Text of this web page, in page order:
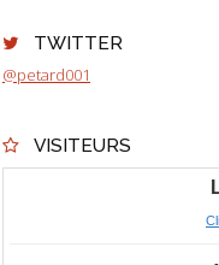
TWITTER
@petard001
VISITEURS